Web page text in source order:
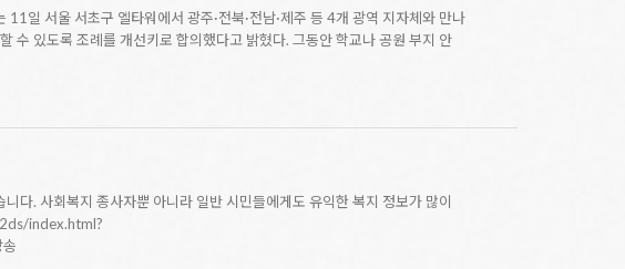
일 서울 서초구 엘타워에서 광주·전북·전남·제주 등 4개 광역 지자체와 만나
수 있도록 조례를 개선키로 합의했다고 밝혔다. 그동안 학교나 공원 부지 안
다. 사회복지 종사자뿐 아니라 일반 시민들에게도 유익한 복지 정보가 많이
index.html?
송